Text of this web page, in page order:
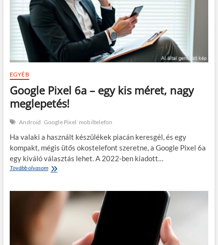
EGYÉB
Google Pixel 6a – egy kis méret, nagy
meglepetés!
Android Google Pixel mobiltelefon
Ha valaki a használt készülékek piacán keresgél, és egy
kompakt, mégis ütős okostelefont szeretne, a Google Pixel 6a
egy kiváló választás lehet. A 2022-ben kiadott…
Tovább olvasomGoogle
egy